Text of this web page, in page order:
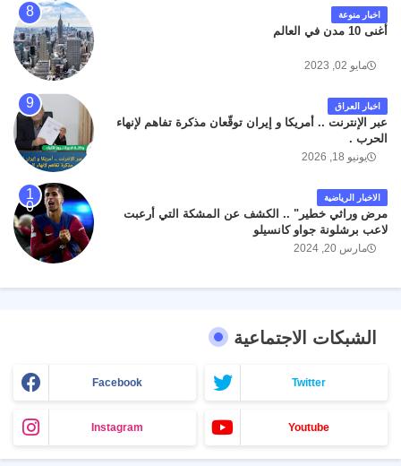
اخبار منوعة
أغنى 10 مدن في العالم
مايو 02, 2023
اخبار العراق
عبر الإنترنت .. أمريكا و إيران توقّعان مذكرة تفاهم لإنهاء
الحرب .
يونيو 18, 2026
الاخبار الرياضية
مرض وراثي خطير" .. الكشف عن المشكة التي أرعبت
لاعب برشلونة جواو كانسيلو
مارس 20, 2024
الشبكات الاجتماعية
Facebook Twitter
Instagram Youtube